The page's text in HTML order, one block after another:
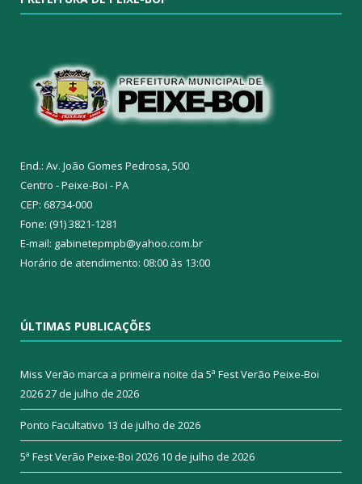
End.: Av. João Gomes Pedrosa, 500
Centro - Peixe-Boi - PA
CEP: 68734-000
Fone: (91) 3821-1281
E-mail: gabinetepmpb@yahoo.com.br
Horário de atendimento: 08:00 às 13:00
ÚLTIMAS PUBLICAÇÕES
Miss Verão marca a primeira noite da 5ª Fest Verão Peixe-Boi
202627 de julho de 2026
Ponto Facultativo 13 de julho de 2026
5ª Fest Verão Peixe-Boi 2026 10 de julho de 2026